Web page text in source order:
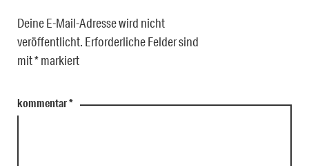
Deine E-Mail-Adresse wird nicht
veröffentlicht. Erforderliche Felder sind
mit*markiert
kommentar*